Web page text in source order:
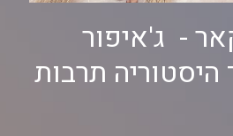
- ג'איפור
תרבות